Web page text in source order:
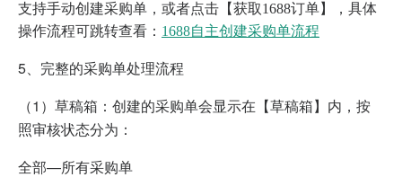
支持手动创建采购单，或者点击【获取1688订单】，具体
操作流程可跳转查看： 1688自主创建采购单流程
5、完整的采购单处理流程
（1）草稿箱：创建的采购单会显示在【草稿箱】内，按
照审核状态分为：
全部—所有采购单